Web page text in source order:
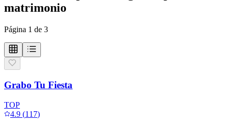
matrimonio
Página 1 de 3
Grabo Tu Fiesta
TOP
4.9 (117)